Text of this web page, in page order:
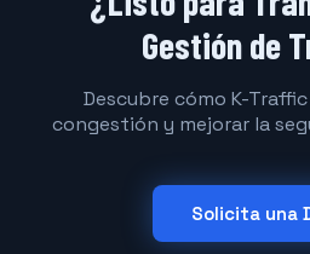
Gestión de
Descubre cómo K-
congestión y mejorar la
Solicita una